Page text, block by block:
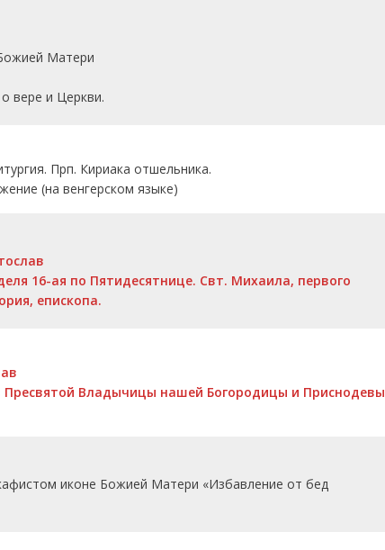
Матери
вере и Церкви.
Прп. Кириака отшельника.
(на венгерском языке)
16-ая по Пятидесятнице. Свт. Михаила, первого
епископа.
Пресвятой Владычицы нашей Богородицы и Приснодевы
иконе Божией Матери «Избавление от бед